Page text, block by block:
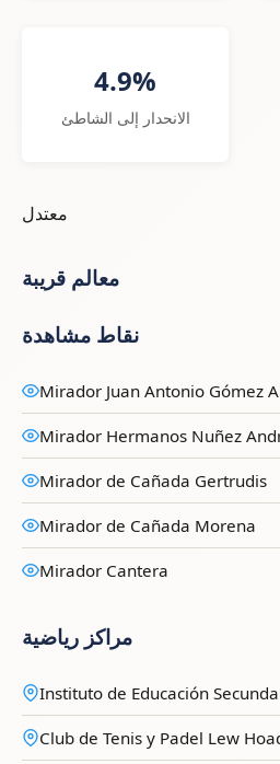
4.9%
الانحدار إلى الشاطئ
معتدل
معالم قريبة
نقاط مشاهدة
Mirador Juan Antonio Gómez
Mirador Hermanos Nuñez
Mirador de Cañada Gertrudis
Mirador de Cañada Morena
Mirador Cantera
مراكز رياضية
Instituto de Educación
Club de Tenis y Padel Lew